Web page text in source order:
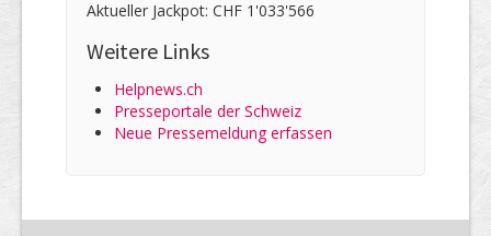
Aktueller Jackpot: CHF 1'033'566
Weitere Links
Helpnews.ch
Presseportale der Schweiz
Neue Pressemeldung erfassen